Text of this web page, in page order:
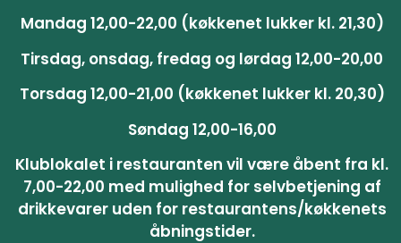
Mandag 12,00-22,00 (køkkenet lukker kl. 21,30)
Tirsdag, onsdag, fredag og lørdag 12,00-20,00
Torsdag 12,00-21,00 (køkkenet lukker kl. 20,30)
Søndag 12,00-16,00
Klublokalet i restauranten vil være åbent fra kl.
7,00-22,00 med mulighed for selvbetjening af
drikkevarer uden for restaurantens/køkkenets
åbningstider.